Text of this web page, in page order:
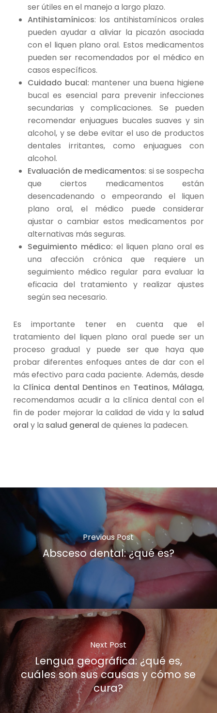
ser útiles en el manejo a largo plazo.
Antihistamínicos: los antihistamínicos orales
pueden ayudar a aliviar la picazón asociada
con el liquen plano oral. Estos medicamentos
pueden ser recomendados por el médico en
casos específicos.
Cuidado bucal: mantener una buena higiene
bucal es esencial para prevenir infecciones
secundarias y complicaciones. Se pueden
recomendar enjuagues bucales suaves y sin
alcohol, y se debe evitar el uso de productos
dentales irritantes, como enjuagues con
alcohol.
Evaluación de medicamentos: si se sospecha
que ciertos medicamentos están
desencadenando o empeorando el liquen
plano oral, el médico puede considerar
ajustar o cambiar estos medicamentos por
alternativas más seguras.
Seguimiento médico: el liquen plano oral es
una afección crónica que requiere un
seguimiento médico regular para evaluar la
eficacia del tratamiento y realizar ajustes
según sea necesario.
Es importante tener en cuenta que el
tratamiento del liquen plano oral puede ser un
proceso gradual y puede ser que haya que
probar diferentes enfoques antes de dar con el
más efectivo para cada paciente. Además, desde
la Clínica dental Dentinosen Teatinos, Málaga,
recomendamos acudir a la clínica dental con el
fin de poder mejorar la calidad de vida y la salud
oral y la salud general de quienes la padecen.
Previous Post
Absceso dental: ¿qué es?
Next Post
Lengua geográfica: ¿qué es,
cuáles son sus causas y cómo se
cura?